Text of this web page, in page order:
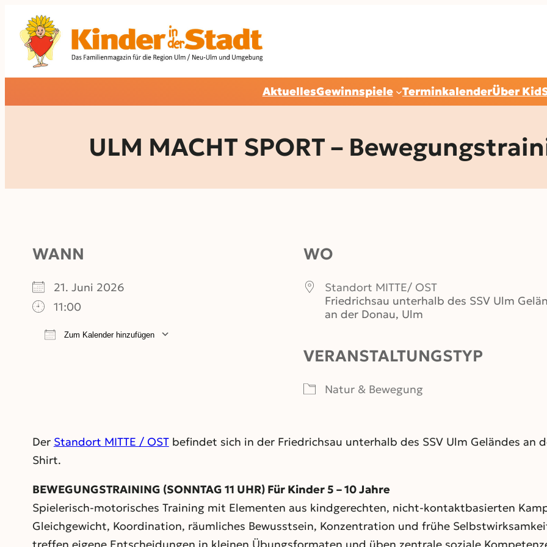
Inhalt
springen
AktuellesGewinnspiele TerminkalenderÜber
ULM MACHT SPORT –
WANN
21. Juni 2026
11:00
Zum Kalender hinzufügen
iCalendar Office 365
WO
Standort MITTE/ OST
Friedrichsau unterhalb des SSV Ulm
an der Donau, Ulm
VERANSTALTUNGSTYP
Natur & Bewegung
Der Standort MITTE / OSTbefindet sich in der Friedrichsau unterhalb des SSV Ulm Geländes an
Shirt.
BEWEGUNGSTRAINING (SONNTAG 11 UHR) Für Kinder 5 – 10 Jahre
Spielerisch-motorisches Training mit Elementen aus kindgerechten, nicht-kontaktbasierten
Gleichgewicht, Koordination, räumliches Bewusstsein, Konzentration und frühe